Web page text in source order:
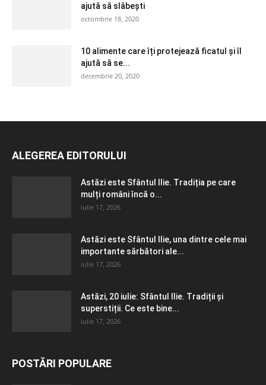
ajută să slăbești
octombrie 18, 2020
10 alimente care îți protejează ficatul și îl
ajută să se...
decembrie 20, 2020
ALEGEREA EDITORULUI
Astăzi este Sfântul Ilie. Tradiția pe care
mulți români încă o...
iulie 17, 2026
Astăzi este Sfântul Ilie, una dintre cele mai
importante sărbători ale...
iulie 17, 2026
Astăzi, 20 iulie: Sfântul Ilie. Tradiții și
superstiții. Ce este bine...
iulie 17, 2026
POSTĂRI POPULARE